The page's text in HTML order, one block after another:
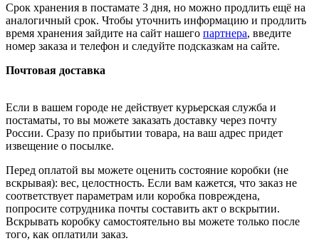
Срок хранения в постамате 3 дня, но можно продлить ещё на
аналогичный срок. Чтобы уточнить информацию и продлить
время хранения зайдите на сайт нашего партнера, введите
номер заказа и телефон и следуйте подсказкам на сайте.
Почтовая доставка
Если в вашем городе не действует курьерская служба и
постаматы, то вы можете заказать доставку через почту
России. Сразу по прибытии товара, на ваш адрес придет
извещение о посылке.
Перед оплатой вы можете оценить состояние коробки (не
вскрывая): вес, целостность. Если вам кажется, что заказ не
соответствует параметрам или коробка повреждена,
попросите сотрудника почты составить акт о вскрытии.
Вскрывать коробку самостоятельно вы можете только после
того, как оплатили заказ.